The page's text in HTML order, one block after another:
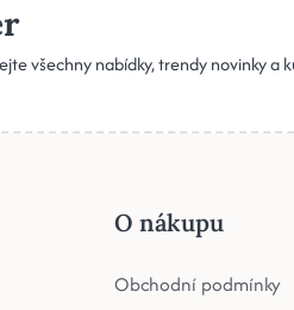
všechny nabídky, trendy novinky a
O nákupu
Obchodní podmínky